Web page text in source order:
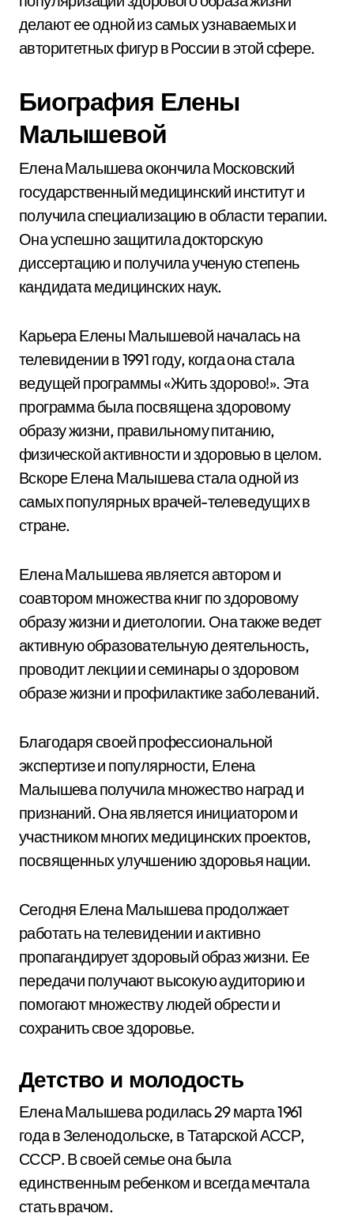
делают ее одной из самых узнаваемых и
авторитетных фигур в России в этой сфере.
Биография Елены
Малышевой
Елена Малышева окончила Московский
государственный медицинский институт и
получила специализацию в области терапии.
Она успешно защитила докторскую
диссертацию и получила ученую степень
кандидата медицинских наук.
Карьера Елены Малышевой началась на
телевидении в 1991 году, когда она стала
ведущей программы «Жить здорово!». Эта
программа была посвящена здоровому
образу жизни, правильному питанию,
физической активности и здоровью в целом.
Вскоре Елена Малышева стала одной из
самых популярных врачей-телеведущих в
стране.
Елена Малышева является автором и
соавтором множества книг по здоровому
образу жизни и диетологии. Она также ведет
активную образовательную деятельность,
проводит лекции и семинары о здоровом
образе жизни и профилактике заболеваний.
Благодаря своей профессиональной
экспертизе и популярности, Елена
Малышева получила множество наград и
признаний. Она является инициатором и
участником многих медицинских проектов,
посвященных улучшению здоровья нации.
Сегодня Елена Малышева продолжает
работать на телевидении и активно
пропагандирует здоровый образ жизни. Ее
передачи получают высокую аудиторию и
помогают множеству людей обрести и
сохранить свое здоровье.
Детство и молодость
Елена Малышева родилась 29 марта 1961
года в Зеленодольске, в Татарской АССР,
СССР. В своей семье она была
единственным ребенком и всегда мечтала
стать врачом.